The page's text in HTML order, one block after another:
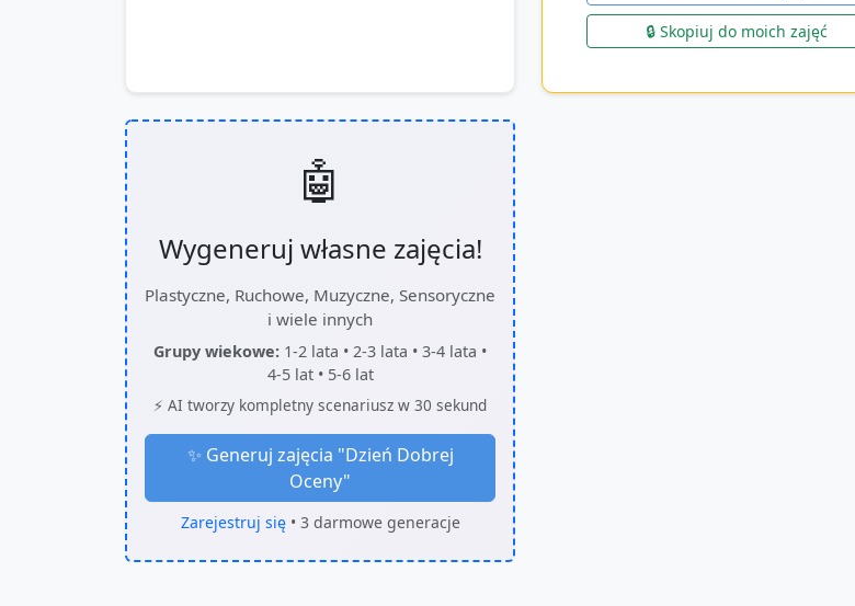
🔒 Skopiuj do moich zajęć
🤖
Wygeneruj własne zajęcia!
Plastyczne, Ruchowe, Muzyczne, Sensoryczne
i wiele innych
Grupy wiekowe: 1-2 lata • 2-3 lata • 3-4 lata •
4-5 lat • 5-6 lat
⚡ AI tworzy kompletny scenariusz w 30 sekund
✨ Generuj zajęcia "Dzień Dobrej
Oceny"
Zarejestruj się• 3 darmowe generacje